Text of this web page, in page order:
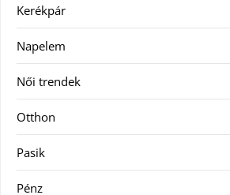
Kerékpár
Napelem
Női trendek
Otthon
Pasik
Pénz